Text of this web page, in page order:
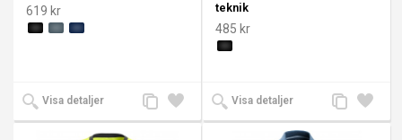
619 kr
Visa detaljer
Lägg
till i
Lägg
till
teknik
485 kr
Visa detaljer
Lägg
till i
Lägg
till